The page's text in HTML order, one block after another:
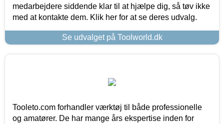
medarbejdere siddende klar til at hjælpe dig, så tøv ikke
med at kontakte dem. Klik her for at se deres udvalg.
Se udvalget på Toolworld.dk
Tooleto.com forhandler værktøj til både professionelle
og amatører. De har mange års ekspertise inden for